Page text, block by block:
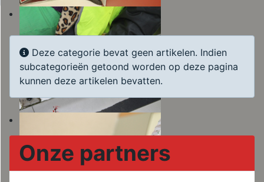
Informatie
Deze categorie bevat geen artikelen. Indien
subcategorieën getoond worden op deze pagina
kunnen deze artikelen bevatten.
Onze partners